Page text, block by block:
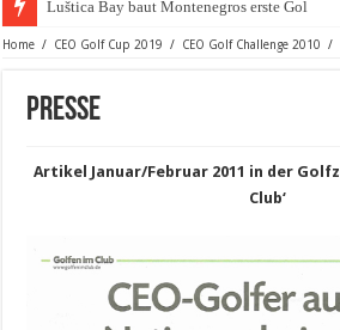
Luštica Bay baut Montenegros erste Golf-
Home / CEO Golf Cup 2019 / CEO Golf Challenge 2010 /
Presse
Artikel Januar/Februar 2011 in der
Club‘